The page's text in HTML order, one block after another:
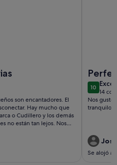
son encantadores. El
Hay mucho que
o Cudillero y los demás
no están tan lejos. Nos
1010 de 10
14
(14
Nos gustó
tranquilo.
Se alojó